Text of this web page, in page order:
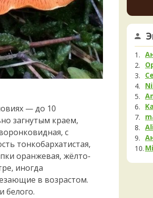
— до 10
загнутым краем,
с
тонкобархатистая,
оранжевая, жёлто-
иногда
в возрастом.
белого.
5 часов
5 часов
шамп,
5 часов
6 часов